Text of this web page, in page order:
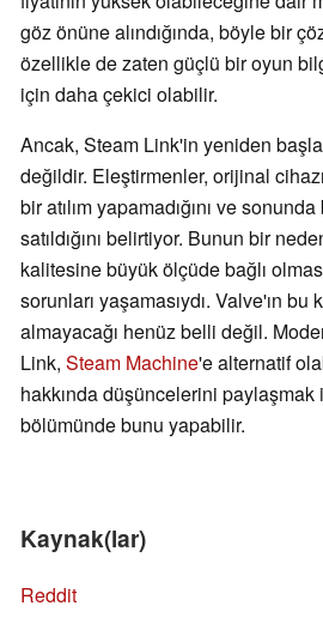
göz önüne alındığında, böyle bir
özellikle de zaten güçlü bir oyun
için daha çekici olabilir.
Ancak, Steam Link'in yeniden
değildir. Eleştirmenler, orijinal
bir atılım yapamadığını ve
satıldığını belirtiyor. Bunun bir
kalitesine büyük ölçüde bağlı
sorunları yaşamasıydı. Valve'ın
almayacağı henüz belli değil.
Link, Steam Machine'e alternatif
hakkında düşüncelerini
bölümünde bunu yapabilir.
Kaynak(lar)
Reddit